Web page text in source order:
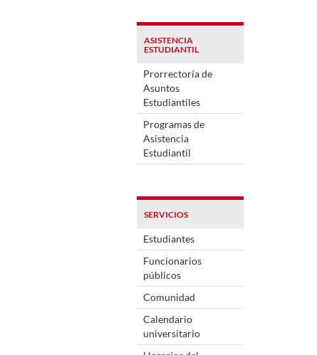
ASISTENCIA
ESTUDIANTIL
Prorrectoría de
Asuntos
Estudiantiles
Programas de
Asistencia
Estudiantil
SERVICIOS
Estudiantes
Funcionarios
públicos
Comunidad
Calendario
universitario